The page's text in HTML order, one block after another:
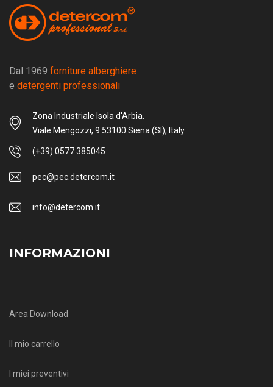
Dal 1969 forniture alberghiere
e detergenti professionali
Zona Industriale Isola d'Arbia.
Viale Mengozzi, 9 53100 Siena (SI), Italy
(+39) 0577 385045
pec@pec.detercom.it
info@detercom.it
INFORMAZIONI
Area Download
Il mio carrello
I miei preventivi